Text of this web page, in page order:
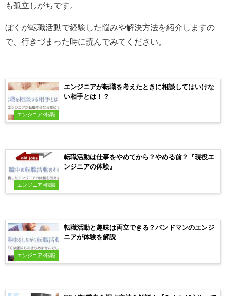
も孤立しがちです。
ぼくが転職活動で経験した悩みや解決方法を紹介しますの
で、行きづまった時に読んでみてください。
エンジニア×転職
エンジニアが転職を考えたときに相談してはいけな
い相手とは！？
エンジニア×転職
転職活動は仕事をやめてから？やめる前？『現役エ
ンジニアの体験』
エンジニア×転職
転職活動と趣味は両立できる？バンドマンのエンジ
ニアが体験を解説